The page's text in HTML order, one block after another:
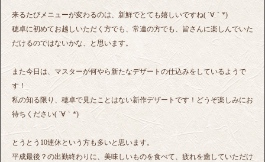
来るたびメニューが変わるのは、新鮮でとても嬉しいですね( ´∀｀*)
穂卓に初めてお越しいただく方でも、常連の方でも、皆さんに楽しんでいた
だけるのではないかな、と思います。
また今日は、マスターが何やら新たなデザートの仕込みをしているようで
す！
私の知る限り、穂卓で見たことはない新作デザートです！どうぞ楽しみにお
待ちください( ´∀｀*)
とうとう10連休という方も多いと思います。
平成最後？の出勤終わりに、美味しいものを食べて、疲れを癒していただけ